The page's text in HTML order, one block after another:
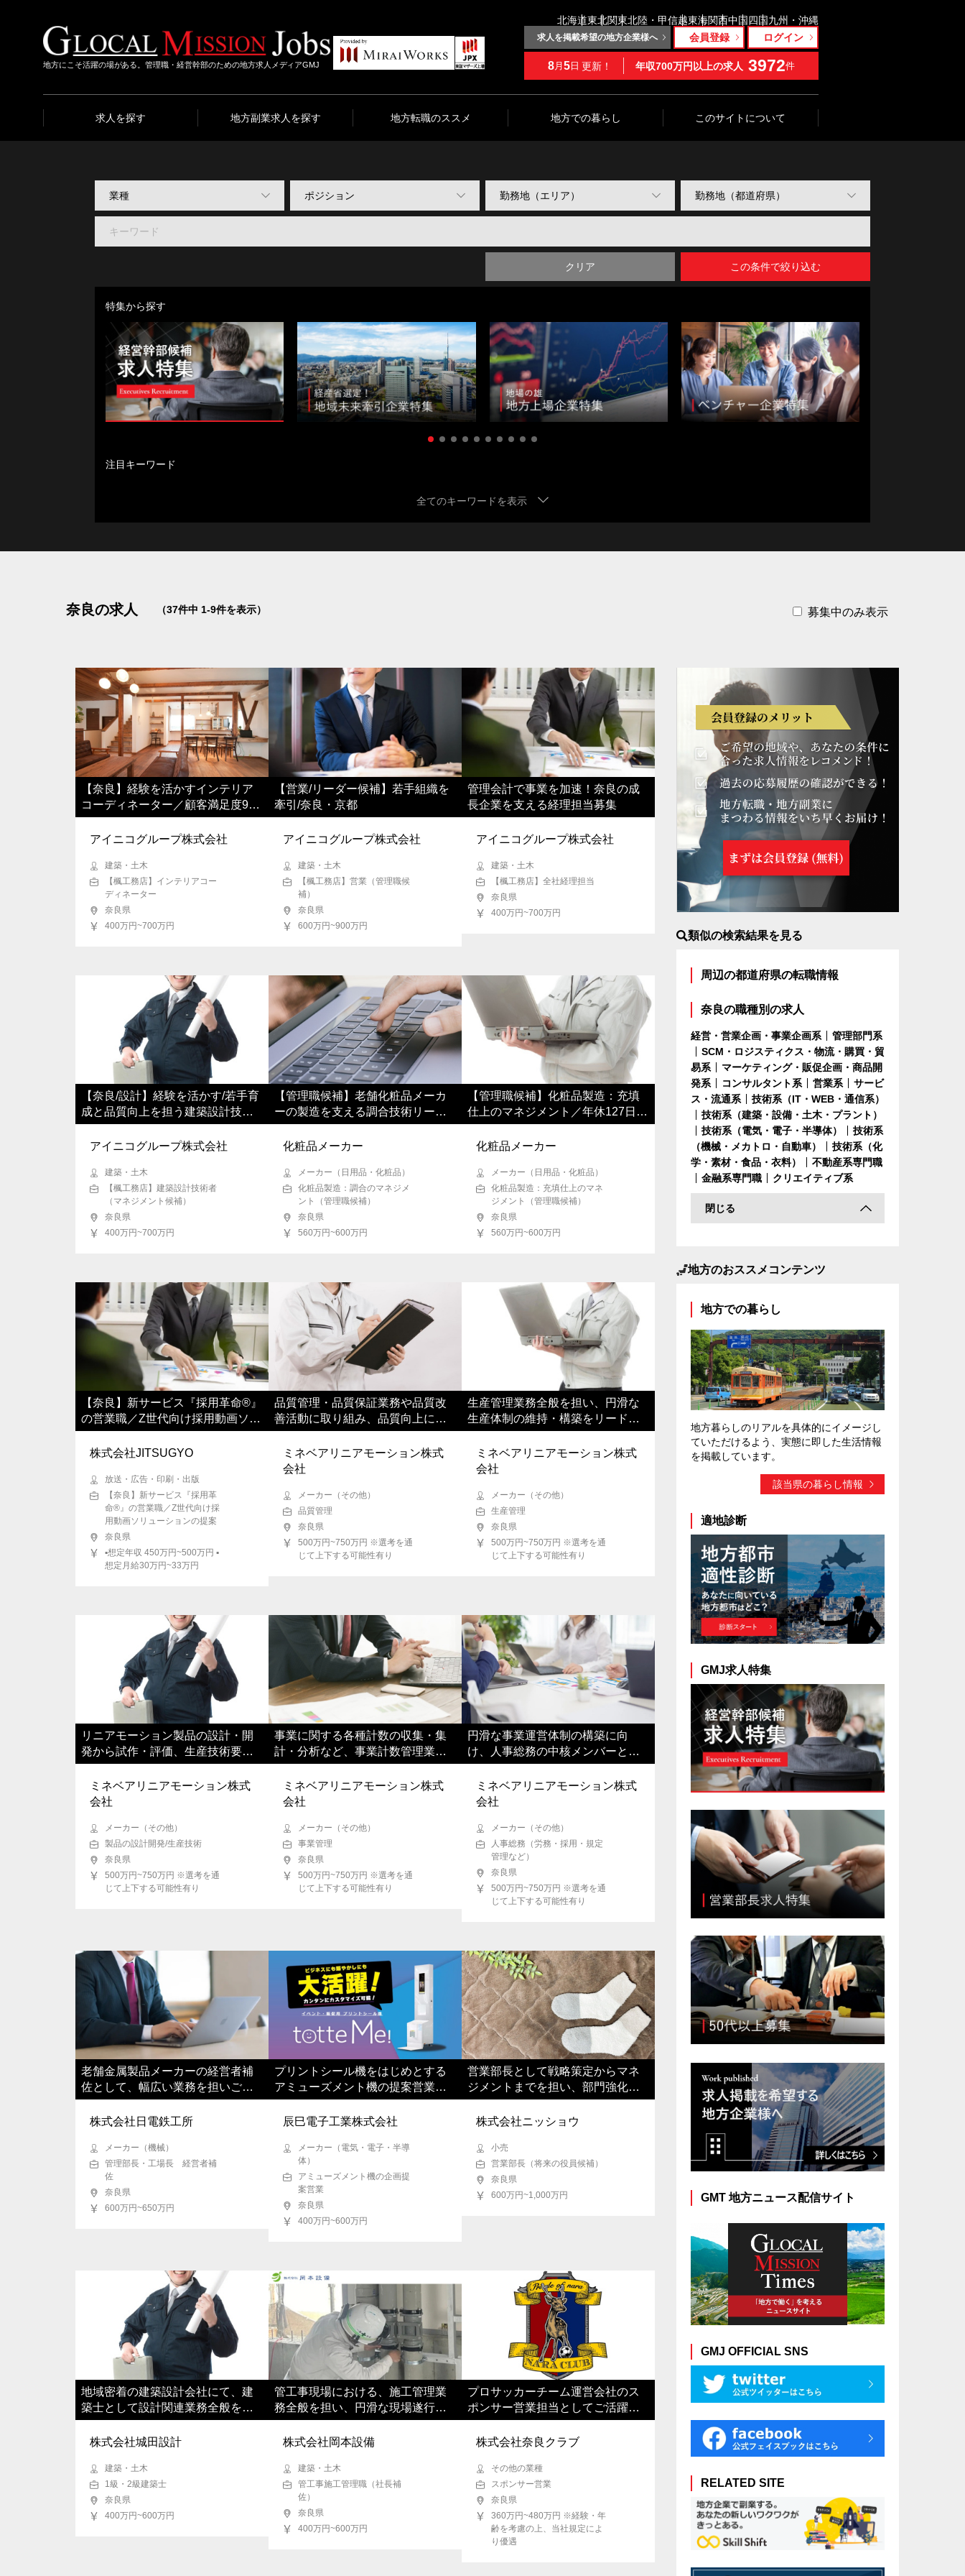
地方にこそ活躍の場がある。管理職・経営幹部のための地方求人メディアGMJ
北海道東北関東北陸・甲信越東海関西中国四国九州・沖縄
求人を掲載希望の地方企業様へ 会員登録 ログイン
8月 5日 更新！ 年収700万円以上の求人 3972件
求人を探す 地方副業求人を探す 地方転職のススメ 地方での暮らし このサイトについて
この条件で絞り込む
クリア
特集から探す
注目キーワード
徳島県 高知県 福岡県 長崎県 熊本県 大分県
海外
全てのキーワードを表示
奈良の求人 （37件中 1-9件を表示） 募集中のみ表示
【奈良】経験を活かすインテリア
コーディネーター／顧客満足度9
8%
アイニコグループ株式会社
建築・土木
【楓工務店】インテリアコー
ディネーター
奈良県
400万円~700万円
【営業/リーダー候補】若手組織を
牽引/奈良・京都
アイニコグループ株式会社
建築・土木
【楓工務店】営業（管理職候
補）
奈良県
600万円~900万円
管理会計で事業を加速！奈良の成
長企業を支える経理担当募集
アイニコグループ株式会社
建築・土木
【楓工務店】全社経理担当
奈良県
400万円~700万円
【奈良/設計】経験を活かす/若手育
成と品質向上を担う建築設計技術
者
アイニコグループ株式会社
建築・土木
【楓工務店】建築設計技術者
（マネジメント候補）
奈良県
400万円~700万円
【管理職候補】老舗化粧品メーカ
ーの製造を支える調合技術リーダ
ー
化粧品メーカー
メーカー（日用品・化粧品）
化粧品製造：調合のマネジメ
ント（管理職候補）
奈良県
560万円~600万円
【管理職候補】化粧品製造：充填
仕上のマネジメント／年休127日／
転勤なし
化粧品メーカー
メーカー（日用品・化粧品）
化粧品製造：充填仕上のマネ
ジメント（管理職候補）
奈良県
560万円~600万円
【奈良】新サービス『採用革命®』
の営業職／Z世代向け採用動画ソリ
ューションの提案
株式会社JITSUGYO
放送・広告・印刷・出版
【奈良】新サービス『採用革
命®』の営業職／Z世代向け採
用動画ソリューションの提案
奈良県
▪️想定年収 450万円~500万円 ▪️
想定月給30万円~33万円
品質管理・品質保証業務や品質改
善活動に取り組み、品質向上に貢
献していただきます
ミネベアリニアモーション株式
会社
メーカー（その他）
品質管理
奈良県
500万円~750万円 ※選考を通
じて上下する可能性有り
生産管理業務全般を担い、円滑な
生産体制の維持・構築をリードし
ていただきます
ミネベアリニアモーション株式
会社
メーカー（その他）
生産管理
奈良県
500万円~750万円 ※選考を通
じて上下する可能性有り
リニアモーション製品の設計・開
発から試作・評価、生産技術要素
までお任せします
ミネベアリニアモーション株式
会社
メーカー（その他）
製品の設計開発/生産技術
奈良県
500万円~750万円 ※選考を通
じて上下する可能性有り
事業に関する各種計数の収集・集
計・分析など、事業計数管理業務
をご担当いただきます
ミネベアリニアモーション株式
会社
メーカー（その他）
事業管理
奈良県
500万円~750万円 ※選考を通
じて上下する可能性有り
円滑な事業運営体制の構築に向
け、人事総務の中核メンバーとし
てご活躍いただきます
ミネベアリニアモーション株式
会社
メーカー（その他）
人事総務（労務・採用・規定
管理など）
奈良県
500万円~750万円 ※選考を通
じて上下する可能性有り
老舗金属製品メーカーの経営者補
佐として、幅広い業務を担いご活
躍いただきます
株式会社日電鉄工所
メーカー（機械）
管理部長・工場長 経営者補
佐
奈良県
600万円~650万円
プリントシール機をはじめとする
アミューズメント機の提案営業全
般をご担当いただきます
辰巳電子工業株式会社
メーカー（電気・電子・半導
体）
アミューズメント機の企画提
案営業
奈良県
400万円~600万円
営業部長として戦略策定からマネ
ジメントまでを担い、部門強化に
貢献いただきます
株式会社ニッショウ
小売
営業部長（将来の役員候補）
奈良県
600万円~1,000万円
地域密着の建築設計会社にて、建
築士として設計関連業務全般をご
担当いただきます
株式会社城田設計
建築・土木
1級・2級建築士
奈良県
400万円~600万円
管工事現場における、施工管理業
務全般を担い、円滑な現場遂行を
支えていただきます
株式会社岡本設備
建築・土木
管工事施工管理職（社長補
佐）
奈良県
400万円~600万円
プロサッカーチーム運営会社のス
ポンサー営業担当としてご活躍い
ただきます
株式会社奈良クラブ
その他の業種
スポンサー営業
奈良県
360万円~480万円 ※経験・年
齢を考慮の上、当社規定によ
り優遇
類似の検索結果を見る
周辺の都道府県の転職情報
奈良の職種別の求人
経営・営業企画・事業企画系
管理部門系
SCM・ロジスティクス・物流・購買・貿
易系
マーケティング・販促企画・商品開
発系
コンサルタント系 営業系
サービ
ス・流通系
技術系（IT・WEB・通信系）
技術系（建築・設備・土木・プラント）
技術系（電気・電子・半導体）
技術系
（機械・メカトロ・自動車）
技術系（化
学・素材・食品・衣料）
不動産系専門職
金融系専門職
クリエイティブ系
閉じる
地方のおススメコンテンツ
地方での暮らし
地方暮らしのリアルを具体的にイメージし
ていただけるよう、実態に即した生活情報
を掲載しています。
該当県の暮らし情報
適地診断
GMJ求人特集
求人掲載を希望の企業様へ
GMT 地方ニュース配信サイト
GMJ OFFICIAL SNS
RELATED SITE